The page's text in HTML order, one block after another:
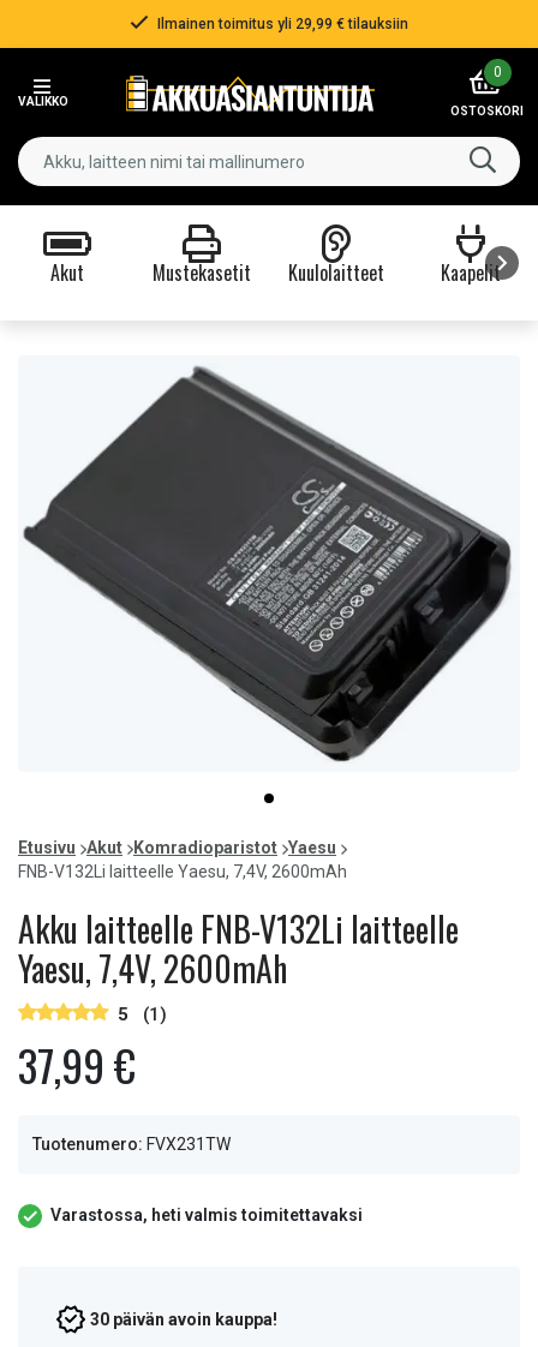
Ilmainen toimitus yli 29,99 € tilauksiin
VALIKKO
0
OSTOSKORI
Akut Mustekasetit Kuulolaitteet Kaapelit
item
0
of
1
Etusivu Akut Komradioparistot Yaesu
FNB-V132Li laitteelle Yaesu, 7,4V, 2600mAh
Akku laitteelle FNB-V132Li laitteelle
Yaesu, 7,4V, 2600mAh
5 (1)
37,99 €
Tuotenumero: FVX231TW
Varastossa, heti valmis toimitettavaksi
30 päivän avoin kauppa!